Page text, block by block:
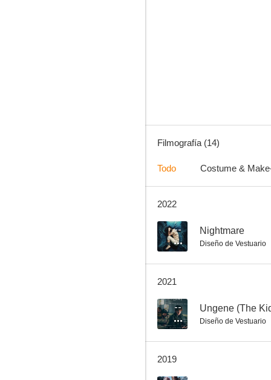
Filmografía (14)
Todo Costume &
2022
-- Nightmare
Diseño de Vestuario
2021
-- Ungene (The
Diseño de Vestuario
2019